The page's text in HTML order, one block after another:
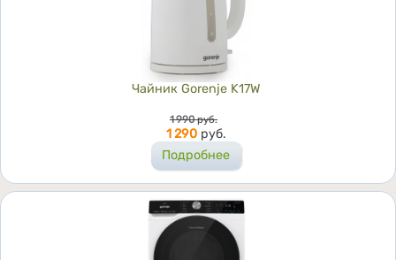
Чайник Gorenje K17W
Цена
1 990 руб.
1 290 руб.
Подробнее